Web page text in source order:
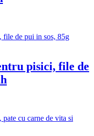
pisici, file de